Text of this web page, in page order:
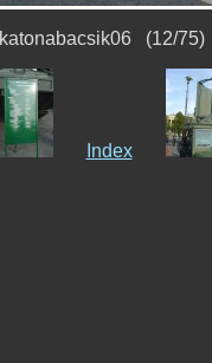
katonabacsik06 (12/75)
Index